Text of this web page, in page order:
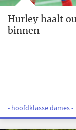
Hurley haalt
binnen
- hoofdklasse dames -